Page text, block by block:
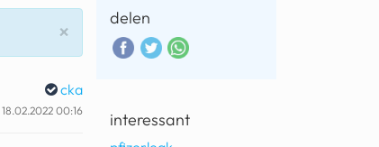
×Sluiten
cka
18.02.2022 00:16
delen
interessant